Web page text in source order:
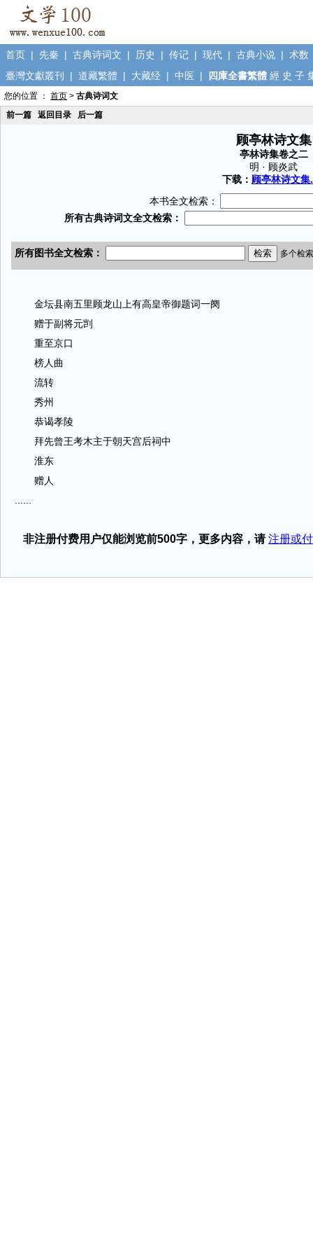
首页 | 先秦 | 古典诗词文 | 历史 | 传记 | 现代 | 古典小说 | 术数
臺灣文獻叢刊
| 道藏繁體 | 大藏经 | 中医 | 四庫全書繁體 經 史 子
您的位置 ： 首页 > 古典诗词文
前一篇
返回目录 后一篇
顾亭林诗文集
亭林诗集卷之二
明 · 顾炎武
下载： 顾亭林诗文
本书全文检索：
金坛县南五里顾龙山上有高皇帝御题词一阕
赠于副将元剀
重至京口
榜人曲
流转
秀州
恭谒孝陵
拜先曾王考木主于朝天宫后祠中
淮东
赠人
非注册付费用户仅能浏览前500字，更多内容，请 注册或